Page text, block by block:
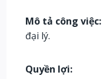
Mô tả công việc:
đại lý.
Quyền lợi: